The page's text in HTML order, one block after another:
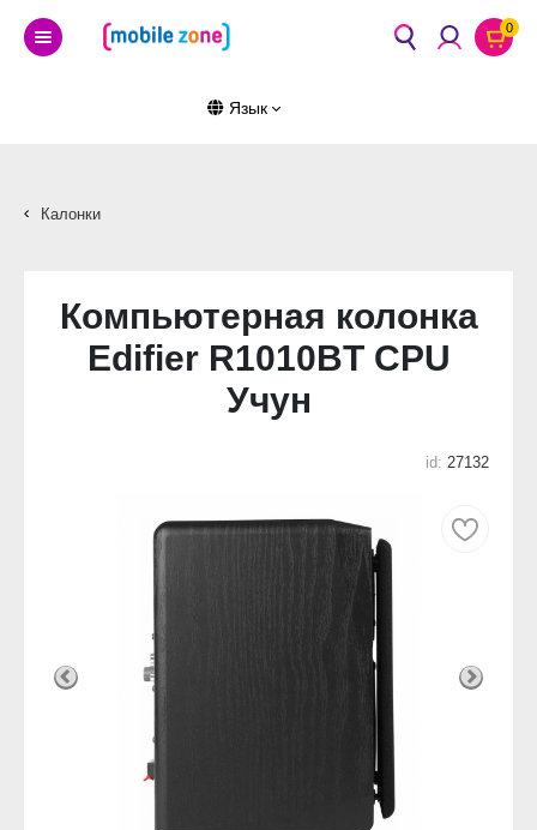
0
Язык
Калонки
Компьютерная колонка
Edifier R1010BT CPU
Учун
id: 27132